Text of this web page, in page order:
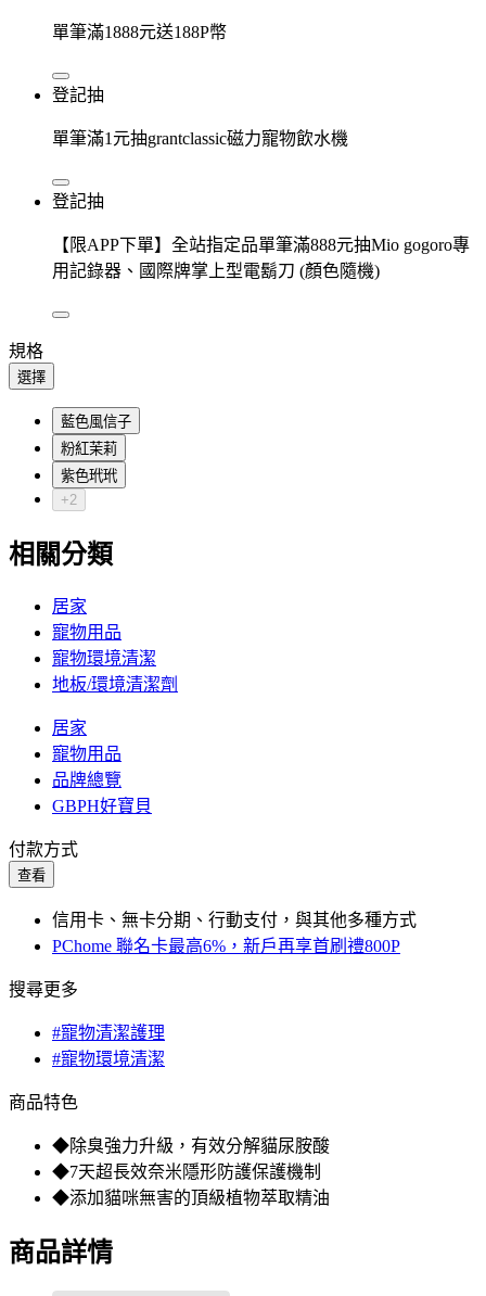
單筆滿1888元送188P幣
登記抽
單筆滿1元抽grantclassic磁力寵物飲水機
登記抽
【限APP下單】全站指定品單筆滿888元抽Mio gogoro專
用記錄器、國際牌掌上型電鬍刀 (顏色隨機)
規格
選擇
藍色風信子
粉紅茉莉
紫色玳玳
+2
相關分類
居家
寵物用品
寵物環境清潔
地板/環境清潔劑
居家
寵物用品
品牌總覽
GBPH好寶貝
付款方式
查看
信用卡、無卡分期、行動支付，與其他多種方式
PChome 聯名卡最高6%，新戶再享首刷禮800P
搜尋更多
#寵物清潔護理
#寵物環境清潔
商品特色
◆除臭強力升級，有效分解貓尿胺酸
◆7天超長效奈米隱形防護保護機制
◆添加貓咪無害的頂級植物萃取精油
商品詳情